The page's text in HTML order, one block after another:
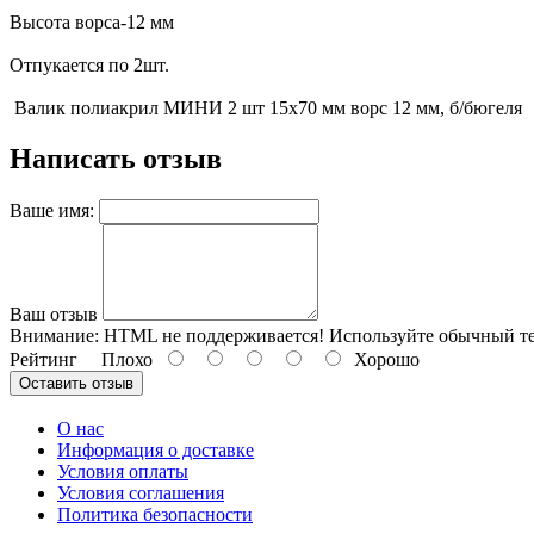
Высота ворса-12 мм
Отпукается по 2шт.
Валик полиакрил МИНИ 2 шт 15х70 мм ворс 12 мм, б/бюгеля
Написать отзыв
Ваше имя:
Ваш отзыв
Внимание: HTML не поддерживается! Используйте обычный
Рейтинг Плохо Хорошо
Оставить отзыв
О нас
Информация о доставке
Условия оплаты
Условия соглашения
Политика безопасности